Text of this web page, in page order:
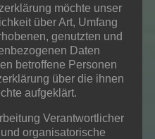
möchte unser
über Art, Umfang
genutzten und
Daten
betroffene Personen
über die ihnen
aufgeklärt.
Verantwortlicher
organisatorische